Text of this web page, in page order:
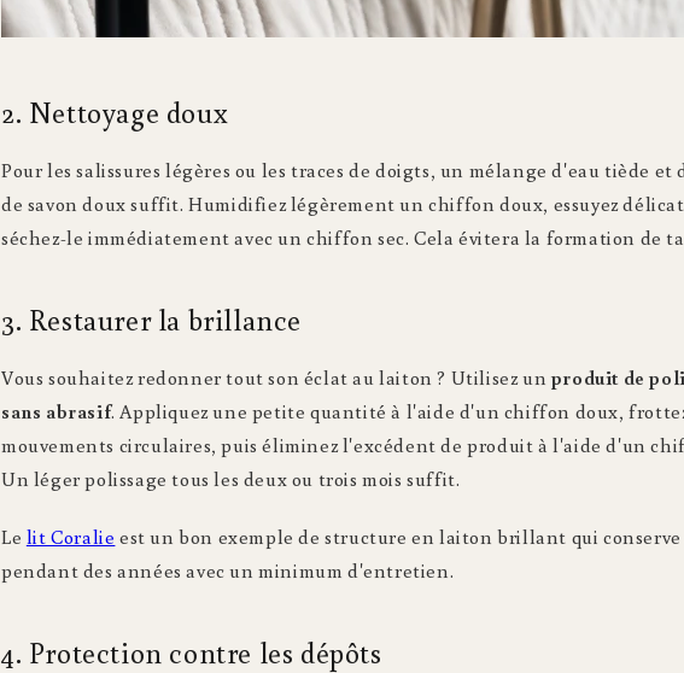
2. Nettoyage doux
Pour les salissures légères ou les traces de doigts, un mélange d'eau tiède et
de savon doux suffit. Humidifiez légèrement un chiffon doux, essuyez
séchez-le immédiatement avec un chiffon sec. Cela évitera la formation de
3. Restaurer la brillance
Vous souhaitez redonner tout son éclat au laiton ? Utilisez un produit de
sans abrasif. Appliquez une petite quantité à l'aide d'un chiffon doux,
mouvements circulaires, puis éliminez l'excédent de produit à l'aide d'un
Un léger polissage tous les deux ou trois mois suffit.
Le lit Coralie est un bon exemple de structure en laiton brillant qui conserve
pendant des années avec un minimum d'entretien.
4. Protection contre les dépôts